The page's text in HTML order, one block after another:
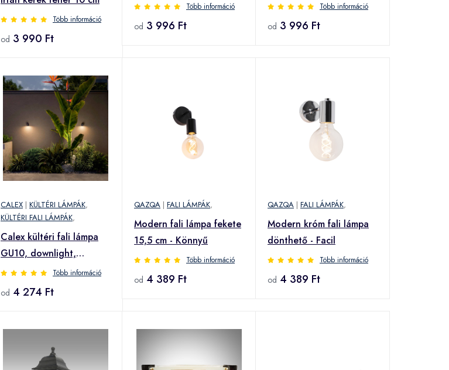
Több információ
od 3 990 Ft
Talin 3 46826 KD3
Több információ
od 3 996 Ft
Több információ
od 3 996 Ft
CALEX | KÜLTÉRI LÁMPÁK,
KÜLTÉRI FALI LÁMPÁK,
Calex kültéri fali lámpa
GU10, downlight,
magasság 8 cm, fekete
Több információ
od 4 274 Ft
QAZQA | FALI LÁMPÁK,
Modern fali lámpa fekete
15,5 cm - Könnyű
Több információ
od 4 389 Ft
QAZQA | FALI LÁMPÁK,
Modern króm fali lámpa
dönthető - Facil
Több információ
od 4 389 Ft